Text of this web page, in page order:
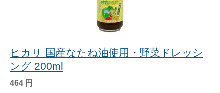
ヒカリ 国産なたね油使用・野菜ドレッシ
ング 200ml
464 円